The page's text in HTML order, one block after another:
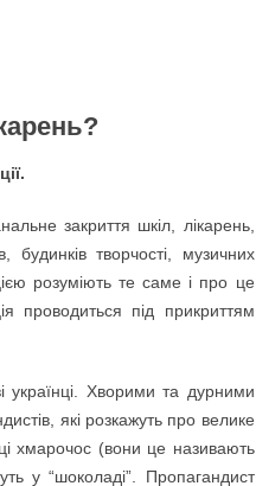
закриття шкіл, лікарень,
будинків творчості, музичних
розуміють те саме і про це
проводиться під прикриттям
українці. Хворими та дурними
які розкажуть про велике
хмарочос (вони це називають
у “шоколаді”. Пропагандист